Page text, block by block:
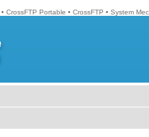
• CrossFTP Portable • CrossFTP • System